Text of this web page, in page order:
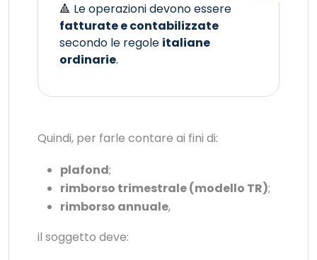
🔺 Le operazioni devono essere
fatturate e contabilizzate
secondo le regole italiane
ordinarie.
Quindi, per farle contare ai fini di:
plafond;
rimborso trimestrale (modello TR);
rimborso annuale,
il soggetto deve: